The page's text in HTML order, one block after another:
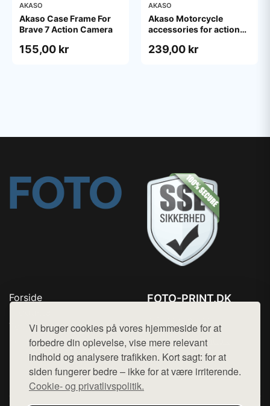
Vi bruger cookies på vores hjemmeside for at
forbedre din oplevelse, vise mere relevant
indhold og analysere trafikken. Kort sagt: for at
siden fungerer bedre – ikke for at være irriterende.
Cookie- og privatlivspolitik.
AKASO
Akaso Case Frame For
Brave 7 Action Camera
155,00 kr
AKASO
Akaso Motorcycle
accessories for action
239,00 kr
Forside
Top Rabatter
Kontakt
FOTO-PRINT.DK
Mail: hej@want.dk
Cookie- og privatlivspolitik